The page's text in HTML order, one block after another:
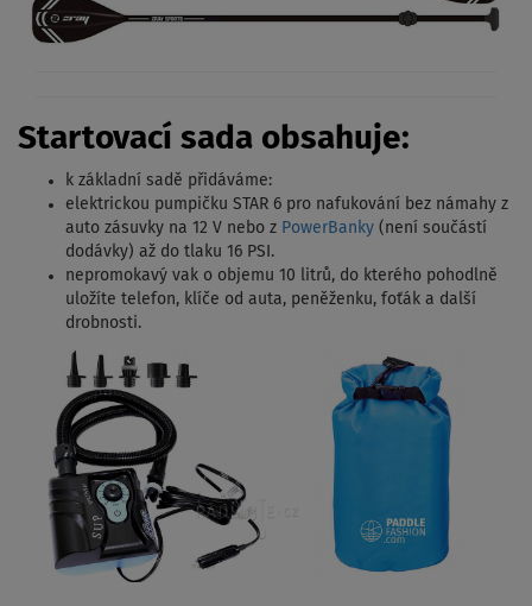
Startovací sada obsahuje:
k základní sadě přidáváme:
elektrickou pumpičku STAR 6 pro nafukování bez námahy z
auto zásuvky na 12 V nebo z PowerBanky (není součástí
dodávky) až do tlaku 16 PSI.
nepromokavý vak o objemu 10 litrů, do kterého pohodlně
uložíte telefon, klíče od auta, peněženku, foťák a další
drobnosti.